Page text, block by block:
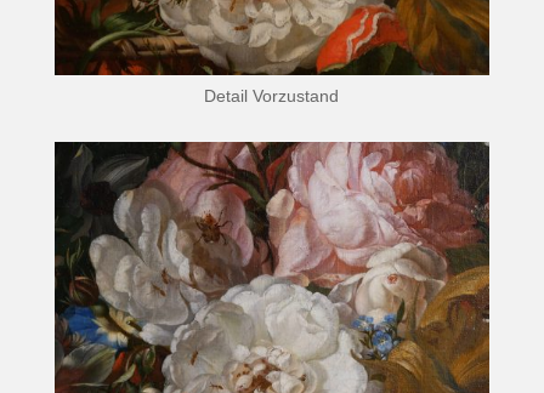
Detail Vorzustand